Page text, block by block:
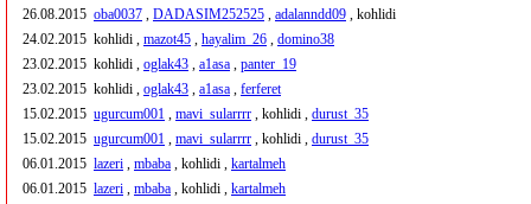
26.08.2015 oba0037 , DADASIM252525 , adalanndd09 , kohlidi
24.02.2015 kohlidi , mazot45 , hayalim_26 , domino38
23.02.2015 kohlidi , oglak43 , a1asa , panter_19
23.02.2015 kohlidi , oglak43 , a1asa , ferferet
15.02.2015 ugurcum001 , mavi_sularrrr , kohlidi , durust_35
15.02.2015 ugurcum001 , mavi_sularrrr , kohlidi , durust_35
06.01.2015 lazeri , mbaba , kohlidi , kartalmeh
06.01.2015 lazeri , mbaba , kohlidi , kartalmeh